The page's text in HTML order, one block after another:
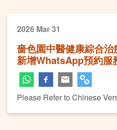
2026 Mar 31
嗇色園中醫健康綜合治
新增WhatsApp預約服
Please Refer to Chinese